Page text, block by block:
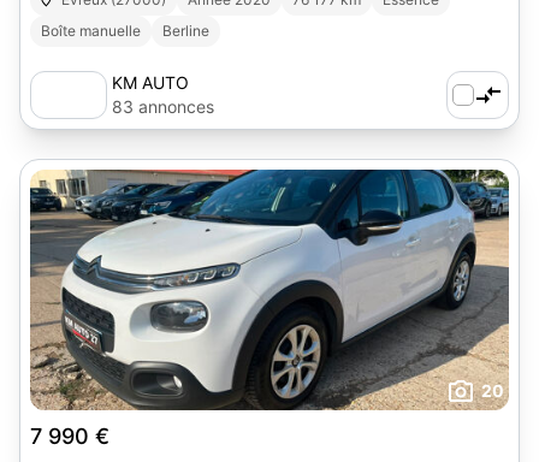
Boîte manuelle
Berline
KM AUTO
83 annonces
20
7 990 €